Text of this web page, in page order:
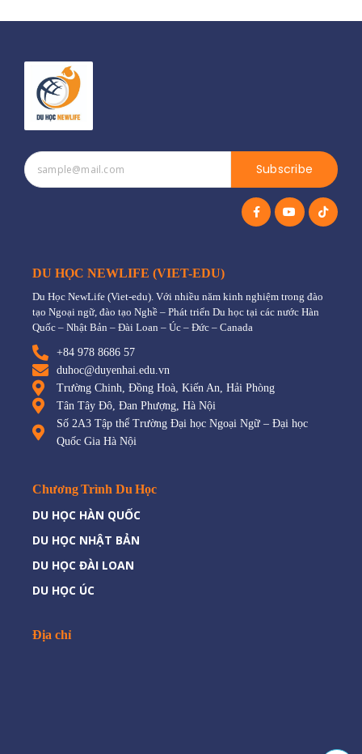
Subscribe
DU HỌC NEWLIFE (VIET-EDU)
Du Học NewLife (Viet-edu). Với nhiều năm kinh nghiệm trong đào
tạo Ngoại ngữ, đào tạo Nghề – Phát triển Du học tại các nước Hàn
Quốc – Nhật Bản – Đài Loan – Úc – Đức – Canada
+84 978 8686 57
duhoc@duyenhai.edu.vn
Trường Chinh, Đồng Hoà, Kiến An, Hải Phòng
Tân Tây Đô, Đan Phượng, Hà Nội
Số 2A3 Tập thể Trường Đại học Ngoại Ngữ – Đại học
Quốc Gia Hà Nội
Chương Trình Du Học
DU HỌC HÀN QUỐC
DU HỌC NHẬT BẢN
DU HỌC ĐÀI LOAN
DU HỌC ÚC
Địa chỉ